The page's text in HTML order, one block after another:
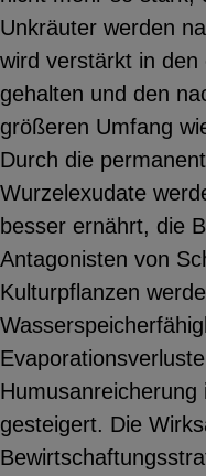
Unkräuter werden
wird verstärkt in den
gehalten und den
größeren Umfang
Durch die
Wurzelexudate
besser ernährt, die
Antagonisten von
Kulturpflanzen
Humusanreicherung
gesteigert. Die